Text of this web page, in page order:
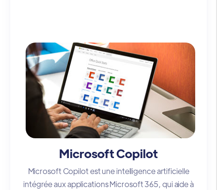
Microsoft Copilot
Microsoft Copilot est une intelligence artificielle
intégrée aux applications Microsoft 365, qui aide à